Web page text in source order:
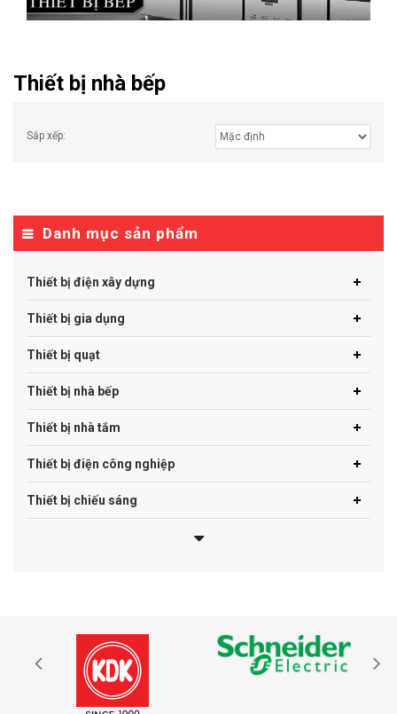
Thiết bị nhà bếp
Sắp xếp:
Danh mục sản phẩm
Thiết bị điện xây dựng
Thiết bị gia dụng
Thiết bị quạt
Thiết bị nhà bếp
Thiết bị nhà tắm
Thiết bị điện công nghiệp
Thiết bị chiếu sáng